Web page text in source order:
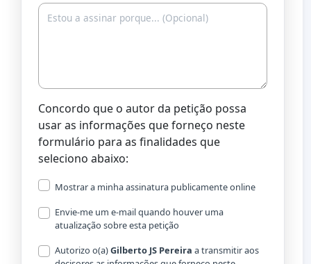
Concordo que o autor da petição possa
usar as informações que forneço neste
formulário para as finalidades que
seleciono abaixo:
Mostrar a minha assinatura publicamente online
Envie-me um e-mail quando houver uma
atualização sobre esta petição
Autorizo o(a) ​​Gilberto JS Pereira a transmitir aos